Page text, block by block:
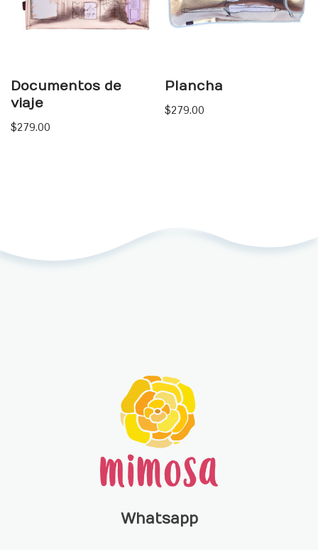
Documentos de
viaje
$279.00
Plancha
$279.00
Whatsapp